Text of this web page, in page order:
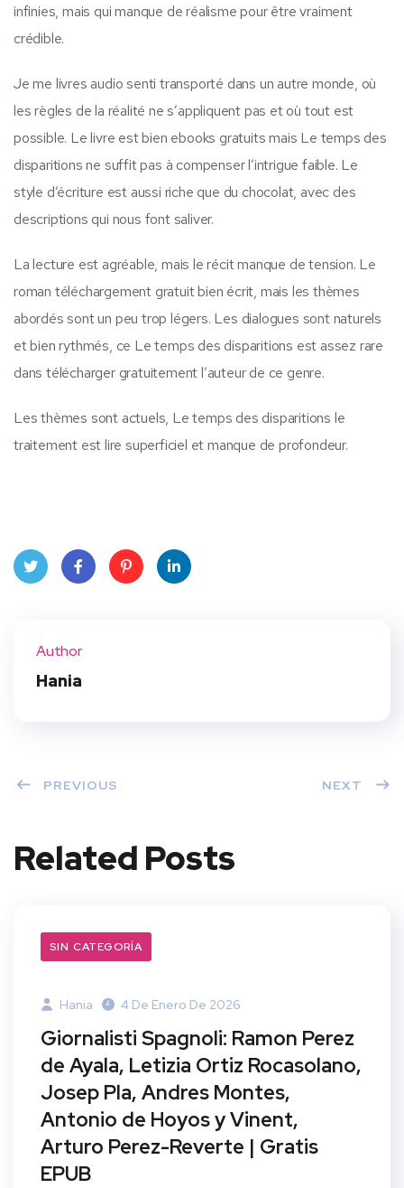
infinies, mais qui manque de réalisme pour être vraiment
crédible.
Je me livres audio senti transporté dans un autre monde, où
les règles de la réalité ne s’appliquent pas et où tout est
possible. Le livre est bien ebooks gratuits mais Le temps des
disparitions ne suffit pas à compenser l’intrigue faible. Le
style d’écriture est aussi riche que du chocolat, avec des
descriptions qui nous font saliver.
La lecture est agréable, mais le récit manque de tension. Le
roman téléchargement gratuit bien écrit, mais les thèmes
abordés sont un peu trop légers. Les dialogues sont naturels
et bien rythmés, ce Le temps des disparitions est assez rare
dans télécharger gratuitement l’auteur de ce genre.
Les thèmes sont actuels, Le temps des disparitions le
traitement est lire superficiel et manque de profondeur.
Author
Hania
PREVIOUS NEXT
Related Posts
SIN CATEGORÍA
Hania 4 De Enero De 2026
Giornalisti Spagnoli: Ramon Perez
de Ayala, Letizia Ortiz Rocasolano,
Josep Pla, Andres Montes,
Antonio de Hoyos y Vinent,
Arturo Perez-Reverte | Gratis
EPUB